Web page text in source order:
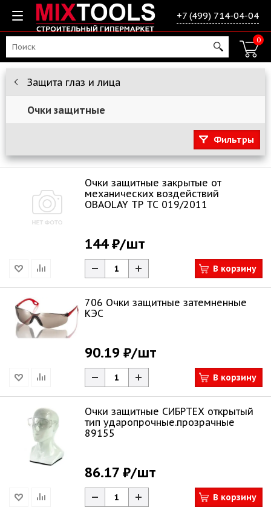
+7 (499) 714-04-04
0
Защита глаз и лица
Очки защитные
Фильтры
Очки защитные закрытые от
механических воздействий
OBAOLAY ТР ТС 019/2011
144 ₽/шт
В корзину
706 Очки защитные затемненные
КЭС
90.19 ₽/шт
В корзину
Очки защитные СИБРТЕХ открытый
тип ударопрочные.прозрачные
89155
86.17 ₽/шт
В корзину